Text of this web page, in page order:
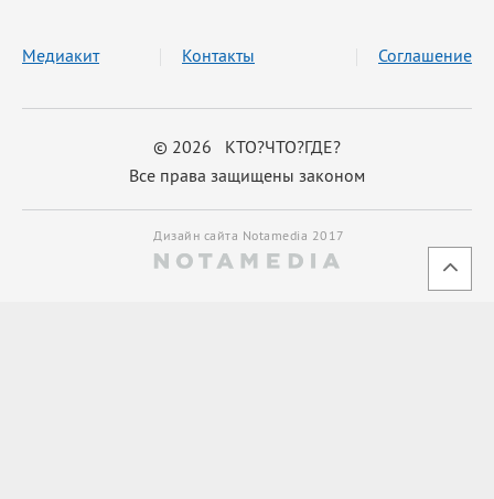
© 2026 КТО?ЧТО?ГДЕ?
Все права защищены законом
Медиакит Контакты Соглашение
Дизайн сайта Notamedia 2017